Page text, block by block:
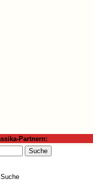
Partnern: